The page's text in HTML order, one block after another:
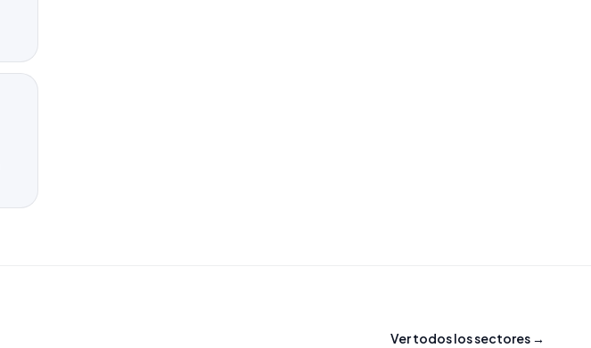
Ver todos los sectores →